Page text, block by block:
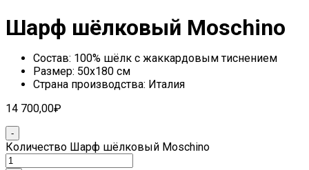
Шарф шёлковый Moschino
Состав: 100% шёлк с жаккардовым тиснением
Размер: 50х180 см
Страна производства: Италия
14 700,00₽
Количество Шарф шёлковый Moschino